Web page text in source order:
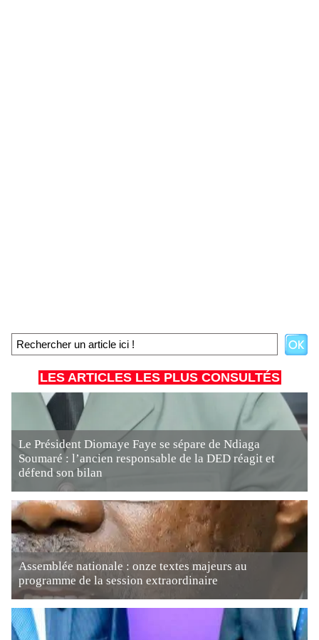
LES ARTICLES LES PLUS CONSULTÉS
Le Président Diomaye Faye se sépare de Ndiaga
Soumaré : l’ancien responsable de la DED réagit et
défend son bilan
Assemblée nationale : onze textes majeurs au
programme de la session extraordinaire